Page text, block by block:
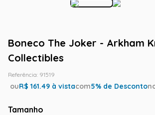
Boneco The Joker - Arkham
Collectibles
Referência: 91519
ouR$ 161.49 à vistacom5% de Desconto
Tamanho